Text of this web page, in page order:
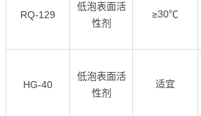
RQ-129
低泡表面活
性剂
≥30℃
HG-40
低泡表面活
性剂
适宜